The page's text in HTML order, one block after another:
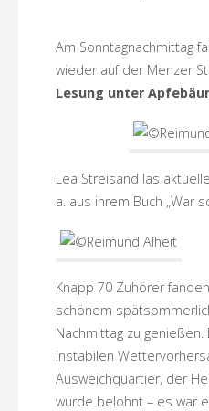
Am Sonntagnachmittag
wieder auf der Menzer
Lesung unter
Lea Streisand las
a. aus ihrem Buch „War
Knapp 70 Zuhörer
schönem
Nachmittag zu
instabilen
Ausweichquartier, der
wurde belohnt – es war